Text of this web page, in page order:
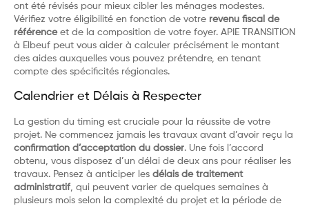
ont été révisés pour mieux cibler les ménages modestes.
Vérifiez votre éligibilité en fonction de votre revenu fiscal de
référenceet de la composition de votre foyer. APIE TRANSITION
à Elbeuf peut vous aider à calculer précisément le montant
des aides auxquelles vous pouvez prétendre, en tenant
compte des spécificités régionales.
Calendrier et Délais à Respecter
La gestion du timing est cruciale pour la réussite de votre
projet. Ne commencez jamais les travaux avant d’avoir reçu la
confirmation d’acceptation du dossier. Une fois l’accord
obtenu, vous disposez d’un délai de deux ans pour réaliser les
travaux. Pensez à anticiper les délais de traitement
administratif , qui peuvent varier de quelques semaines à
plusieurs mois selon la complexité du projet et la période de